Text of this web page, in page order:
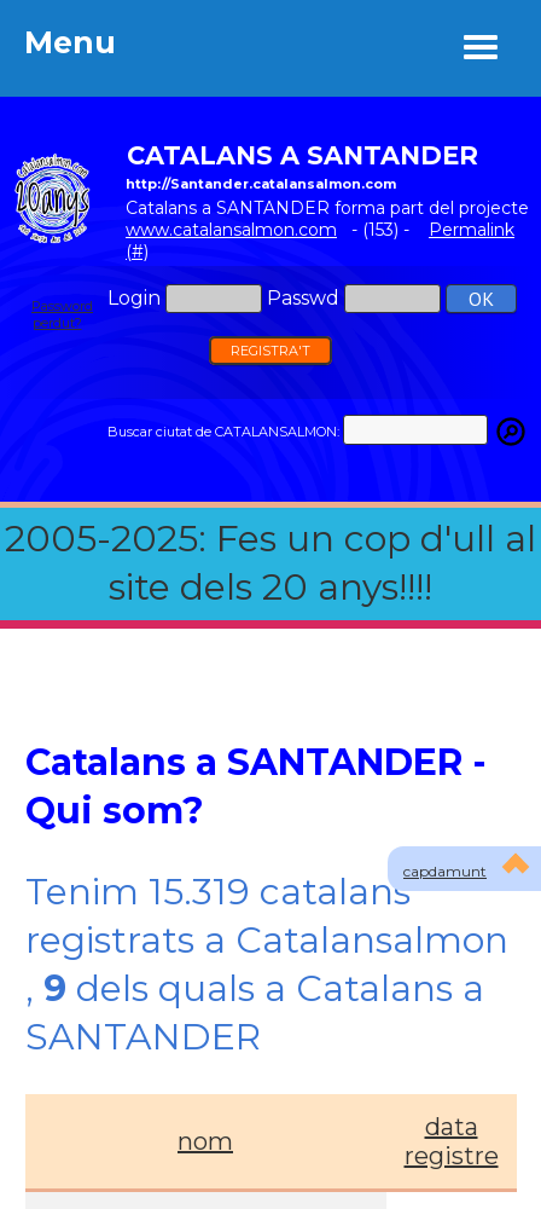
Menu
CATALANS A SANTANDER
http://Santander.catalansalmon.com
Catalans a SANTANDER forma part del projecte
www.catalansalmon.com - (153) - Permalink
(#)
Login Passwd
Password
perdut?
REGISTRA'T
Buscar ciutat de CATALANSALMON:
2005-2025: Fes un cop d'ull al
site dels 20 anys!!!!
Menu
capdamunt
Catalans a SANTANDER -
Qui som?
Tenim 15.319 catalans
registrats a Catalansalmon
, 9 dels quals a Catalans a
SANTANDER
nom
data
registre